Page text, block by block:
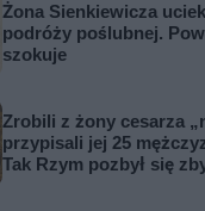
Żona Sienkiewicza
podróży poślubnej.
szokuje
Zrobili z żony cesarza
przypisali jej 25
Tak Rzym pozbył się